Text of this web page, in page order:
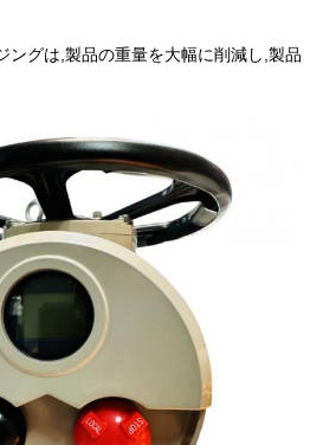
ングは,製品の重量を大幅に削減し,製品